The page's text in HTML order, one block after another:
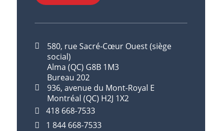
580, rue Sacré-Cœur Ouest (siège
social)
Alma (QC) G8B 1M3
Bureau 202
936, avenue du Mont-Royal E
Montréal (QC) H2J 1X2
418 668-7533
1 844 668-7533